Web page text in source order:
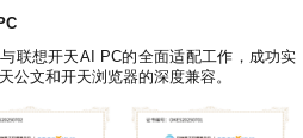
联想开天AI PC的全面适配工作，成功实
公文和开天浏览器的深度兼容。